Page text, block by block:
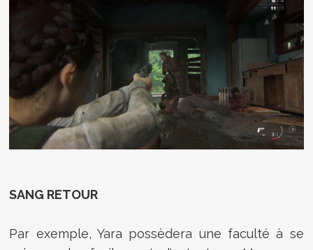
SANG RETOUR
Par exemple, Yara possèdera une faculté à se